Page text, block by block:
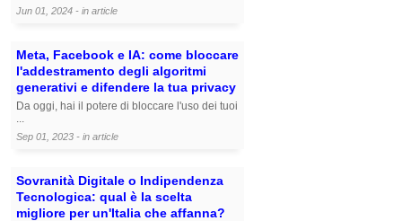
Jun 01, 2024 - in article
Meta, Facebook e IA: come bloccare
l'addestramento degli algoritmi
generativi e difendere la tua privacy
Da oggi, hai il potere di bloccare l'uso dei tuoi
Sep 01, 2023 - in article
Sovranità Digitale o Indipendenza
Tecnologica: qual è la scelta
migliore per un'Italia che affanna?